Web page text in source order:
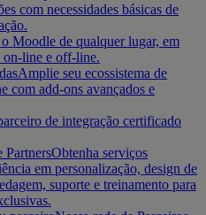
com necessidades básicas de
o Moodle de qualquer lugar, em
line e off-line.
Amplie seu ecossistema de
com add-ons avançados e
de integração certificado
PartnersObtenha serviços
em personalização, design de
suporte e treinamento para